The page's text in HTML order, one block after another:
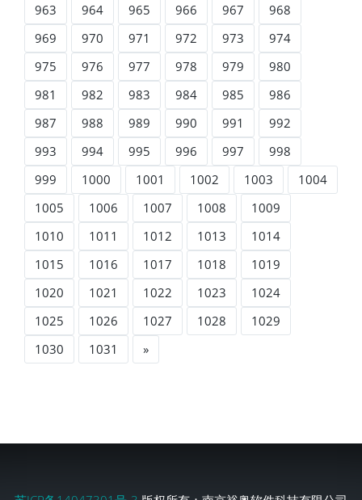
963
964 965 966 967
968
969
970 971 972 973
974
975
976 977 978 979
980
981
982 983 984 985
986
987
988 989 990 991
992
993
994 995 996 997
998
999
1000 1001 1002 1003
1004
1005
1006 1007 1008
1009
1010
1011 1012 1013
1014
1015
1016 1017 1018
1019
1020
1021 1022 1023
1024
1025
1026 1027 1028
1029
1030
1031 »